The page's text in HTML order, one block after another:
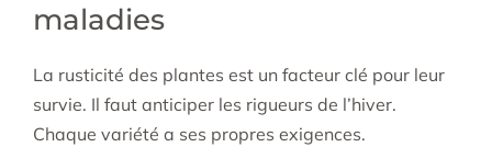
maladies
La rusticité des plantes est un facteur clé pour leur
survie. Il faut anticiper les rigueurs de l’hiver.
Chaque variété a ses propres exigences.